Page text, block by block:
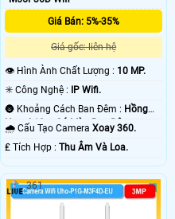
Giá Bán: 5%-35%
Giá gốc: liên hệ
👁 Hình Ành Chất Lượng : 10 MP.
✳️ Công Nghệ :
IP Wifi.
🌚 Khoảng Cách Ban Đêm : Hồng
Ngoại 10m Có Màu Ban Ðêm.
🌧️ Cấu Tạo CameraXoay 360.
️₤ Tích Hợp :Thu Âm Và Loa.
361